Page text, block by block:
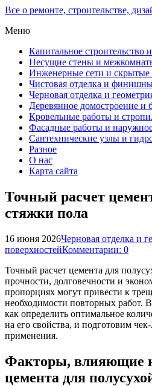
Все о ремонте, строительстве,
Меню
Капитальное строительство
Несущие стены и
Инженерные сети и
Чистовая отделка и
Черновая отделка и
Деревянное домостроение и
Кровельные работы и
Фасадные работы и
Сантехнические узлы и
Разное
О нас
Карта сайта
Точный расчет
стяжки пола
16 июня 2026Черновая отделка и
поверхностейКомментарии: 0
Точный расчет цемента для
прочности, долговечности и
пропорциях могут привести к
необходимости повторных работ.
как определить оптимальное
на его свойства, и подготовим
применения.
Факторы, влияющие
цемента для